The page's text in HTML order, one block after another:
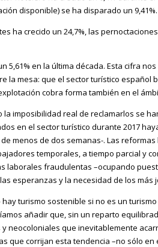
disponible) se ha disparado un 9,41%.
ha crecido un 24,7%, las
5,61% en la última década. Esta cifra
la mesa: que el sector turístico español
cobra forma también en el
imposibilidad real de reclamarlos se
en el sector turístico durante 2017
menos de dos semanas-. Las reformas
temporales, a tiempo parcial y
laborales fraudulentas –ocupando
esperanzas y la necesidad de los más
turismo sostenible si no es un
añadir que, sin un reparto
neocoloniales que inevitablemente
que corrijan esta tendencia –no sólo